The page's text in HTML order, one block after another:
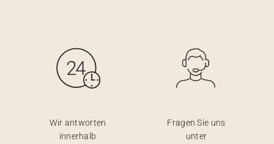
Wir antworten
innerhalb
Fragen Sie uns
unter